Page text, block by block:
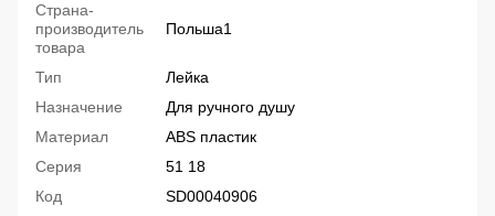
Страна-
производитель
товара
Польша1
Тип
Лейка
Назначение
Для ручного душу
Материал
ABS пластик
Серия
51 18
Код
SD00040906